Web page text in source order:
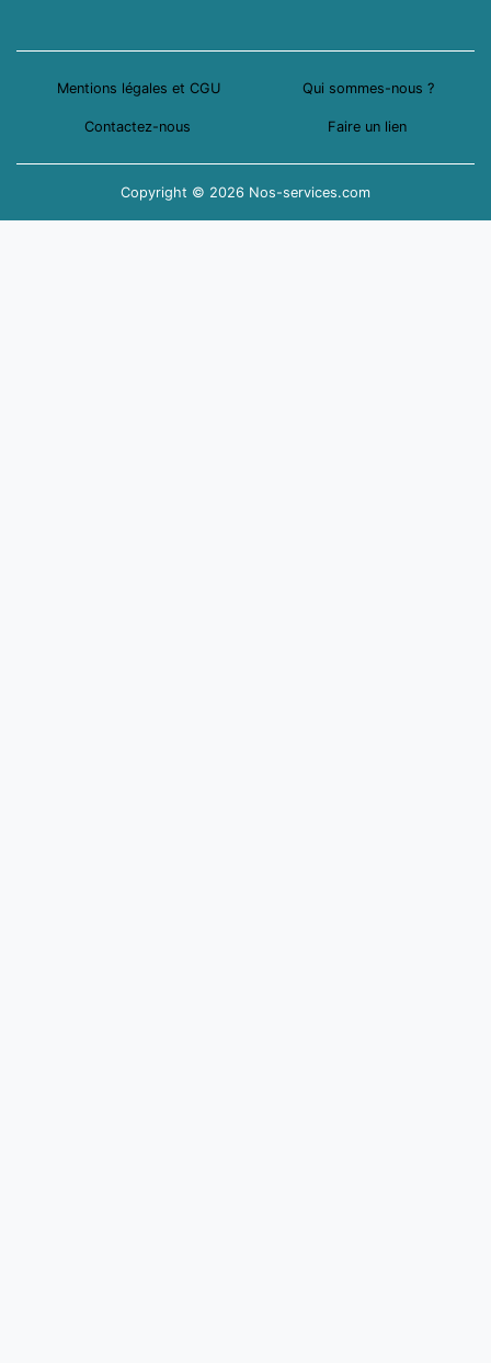
Mentions légales et CGU Qui sommes-nous ?
Contactez-nous Faire un lien
Copyright © 2026 Nos-services.com